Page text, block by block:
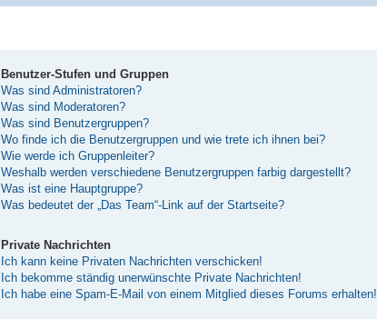
Benutzer-Stufen und Gruppen
Was sind Administratoren?
Was sind Moderatoren?
Was sind Benutzergruppen?
Wo finde ich die Benutzergruppen und wie trete ich ihnen bei?
Wie werde ich Gruppenleiter?
Weshalb werden verschiedene Benutzergruppen farbig dargestellt?
Was ist eine Hauptgruppe?
Was bedeutet der „Das Team“-Link auf der Startseite?
Private Nachrichten
Ich kann keine Privaten Nachrichten verschicken!
Ich bekomme ständig unerwünschte Private Nachrichten!
Ich habe eine Spam-E-Mail von einem Mitglied dieses Forums erhalten!